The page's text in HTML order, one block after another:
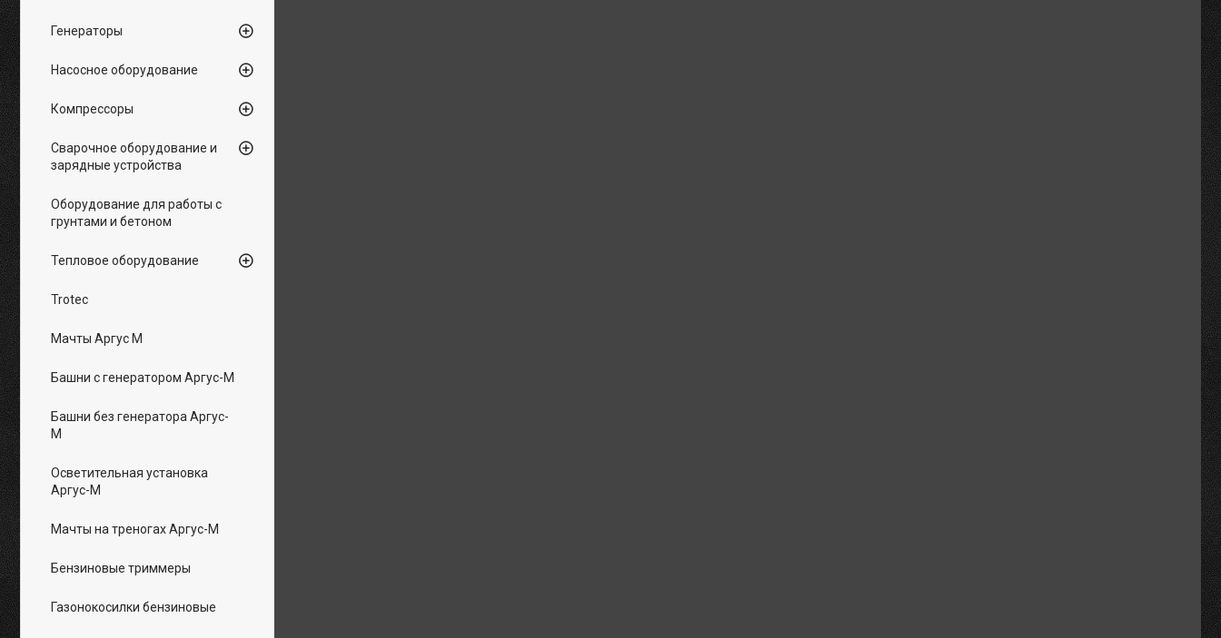
Генераторы
Насосное оборудование
Компрессоры
Сварочное оборудование и
зарядные устройства
Оборудование для работы с
грунтами и бетоном
Тепловое оборудование
Trotec
Мачты Аргус М
Башни с генератором Аргус-М
Башни без генератора Аргус-
М
Осветительная установка
Аргус-М
Мачты на треногах Аргус-М
Бензиновые триммеры
Газонокосилки бензиновые